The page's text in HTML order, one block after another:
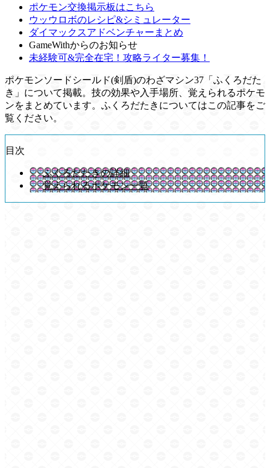
ポケモン交換掲示板はこちら
ウッウロボのレシピ&シミュレーター
ダイマックスアドベンチャーまとめ
GameWithからのお知らせ
未経験可&完全在宅！攻略ライター募集！
ポケモンソードシールド(剣盾)のわざマシン37「ふくろだた
き」について掲載。技の効果や入手場所、覚えられるポケモ
ンをまとめています。ふくろだたきについてはこの記事をご
覧ください。
目次
ふくろだたきの詳細
覚えられるポケモン一覧